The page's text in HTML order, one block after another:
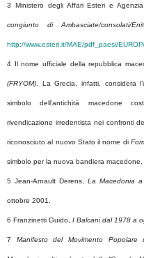
3 Ministero degli Affari Esteri e
congiunto di Ambasciate/consolati/
http://www.esteri.it/MAE/pdf_paesi/
4 Il nome ufficiale della repubblica
(FRYOM) . La Grecia, infatti, considera
simbolo dell’antichità macedone
rivendicazione irredentista nei confronti
riconosciuto al nuovo Stato il nome di
simbolo per la nuova bandiera macedone.
5 Jean-Arnault Derens, La Macedonia a
ottobre 2001.
6 Franzinetti Guido, I Balcani dal 1978 a
7 Manifesto del Movimento Popolare